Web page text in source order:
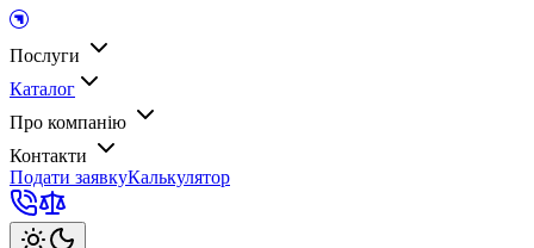
Послуги
Каталог
Про компанію
Контакти
Подати заявкуКалькулятор